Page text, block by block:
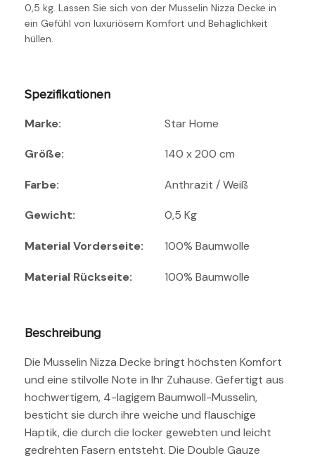
0,5 kg. Lassen Sie sich von der Musselin Nizza Decke in
ein Gefühl von luxuriösem Komfort und Behaglichkeit
hüllen.
Spezifikationen
Marke:
Größe:
Farbe:
Gewicht:
Material Vorderseite:
Material Rückseite:
Star Home
140 x 200 cm
Anthrazit / Weiß
0,5 Kg
100% Baumwolle
100% Baumwolle
Beschreibung
Die Musselin Nizza Decke bringt höchsten Komfort
und eine stilvolle Note in Ihr Zuhause. Gefertigt aus
hochwertigem, 4-lagigem Baumwoll-Musselin,
besticht sie durch ihre weiche und flauschige
Haptik, die durch die locker gewebten und leicht
gedrehten Fasern entsteht. Die Double Gauze